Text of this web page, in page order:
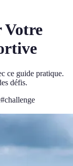
Votre
ce guide pratique.
défis.
#challenge